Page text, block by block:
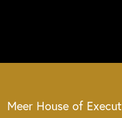
Meer House of